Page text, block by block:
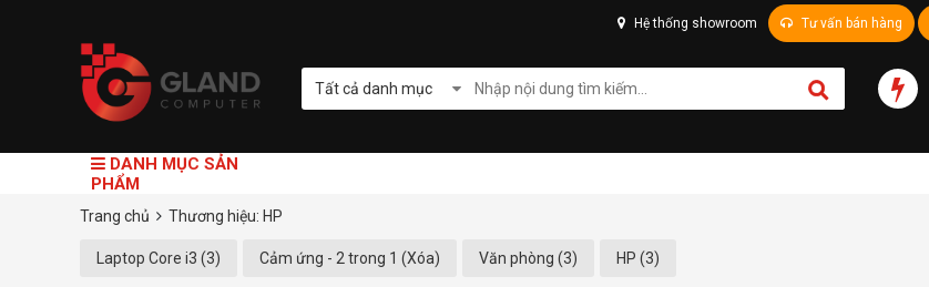
Hệ thống showroom Tư vấn bán hàng
Tất cả danh mục
DANH MỤC SẢN
PHẨM
Trang chủ Thương hiệu: HP
Laptop Core i3 (3) Cảm ứng - 2 trong 1 (Xóa) Văn phòng (3) HP (3)